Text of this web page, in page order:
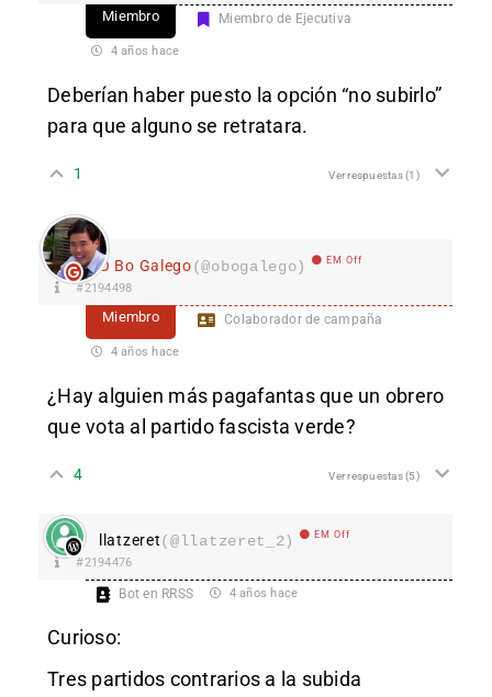
Miembro Miembro de Ejecutiva
4 años hace
Deberían haber puesto la opción “no subirlo”
para que alguno se retratara.
1 Ver respuestas(1)
O Bo Galego(@obogalego) EM Off
#2194498
Miembro Colaborador de campaña
4 años hace
¿Hay alguien más pagafantas que un obrero
que vota al partido fascista verde?
4 Ver respuestas(5)
llatzeret(@llatzeret_2) EM Off
#2194476
Bot en RRSS 4 años hace
Curioso:
Tres partidos contrarios a la subida